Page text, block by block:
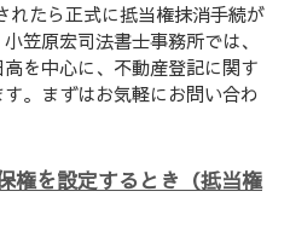
れたら正式に抵当権抹消手続が
笠原宏司法書士事務所では、
を中心に、不動産登記に関す
。まずはお気軽にお問い合わ
権を設定するとき（抵当権